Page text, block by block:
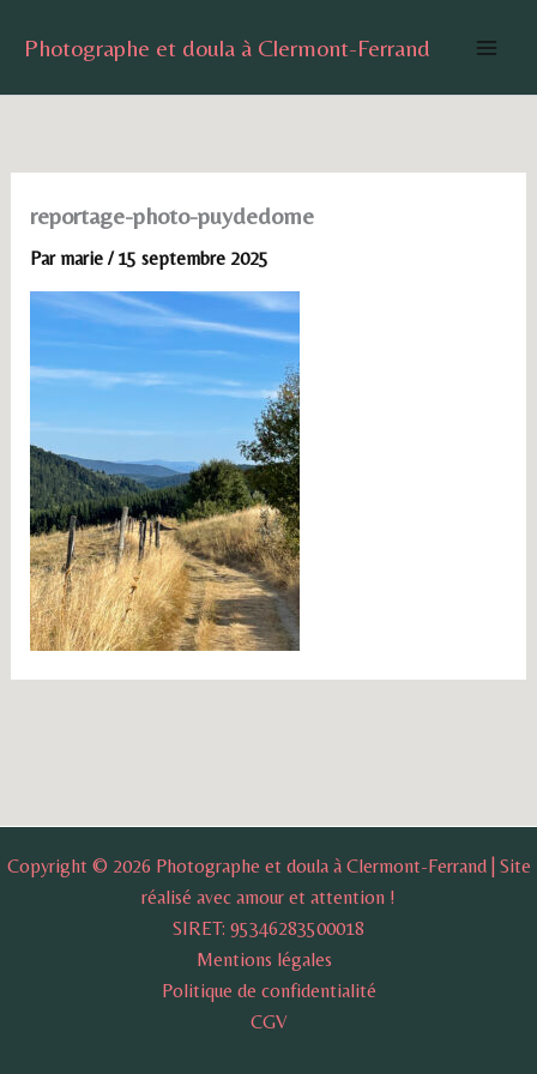
Photographe et doula à Clermont-Ferrand
reportage-photo-puydedome
Par marie/15 septembre 2025
Copyright © 2026 Photographe et doula à Clermont-Ferrand | Site
réalisé avec amour et attention !
SIRET: 95346283500018
Mentions légales
Politique de confidentialité
CGV